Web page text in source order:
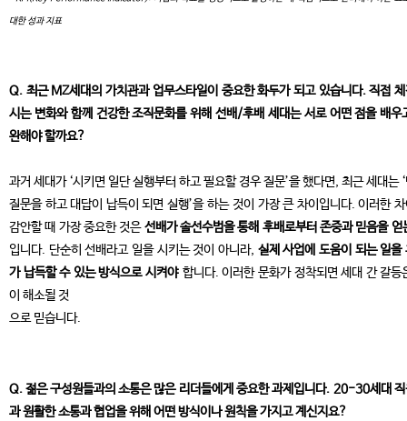
대한 성과 지표
Q. 최근 MZ세대의 가치관과 업무스타일이 중요한 화두가 되고 있습니다. 직접
시는 변화와 함께 건강한 조직문화를 위해 선배/후배 세대는 서로 어떤 점을 배우
완해야 할까요?
과거 세대가 ‘시키면 일단 실행부터 하고 필요할 경우 질문’을 했다면, 최근 세대는
질문을 하고 대답이 납득이 되면 실행’을 하는 것이 가장 큰 차이입니다. 이러한
감안할 때 가장 중요한 것은선배가 솔선수범을 통해 후배로부터 존중과 믿음을 얻
입니다. 단순히 선배라고 일을 시키는 것이 아니라, 실제 사업에 도움이 되는 일을
가 납득할 수 있는 방식으로 시켜야합니다. 이러한 문화가 정착되면 세대 간 갈등
이 해소될 것
으로 믿습니다.
Q. 젊은 구성원들과의 소통은 많은 리더들에게 중요한 과제입니다. 20-30세대
과 원활한 소통과 협업을 위해 어떤 방식이나 원칙을 가지고 계신지요?